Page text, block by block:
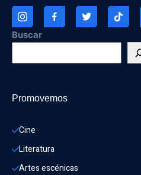
Buscar
Promovemos
Cine
Literatura
Artes escénicas